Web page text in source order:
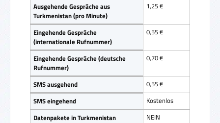
Ausgehende Gespräche aus
Turkmenistan (pro Minute)
1,25 €
Eingehende Gespräche
(internationale Rufnummer)
0,55 €
Eingehende Gespräche (deutsche
Rufnummer)
0,70 €
SMS ausgehend
0,55 €
SMS eingehend
Kostenlos
Datenpakete in Turkmenistan
NEIN